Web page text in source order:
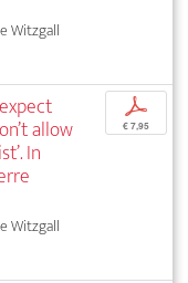
Witzgall
allow
In
Witzgall
p
€ 7,95